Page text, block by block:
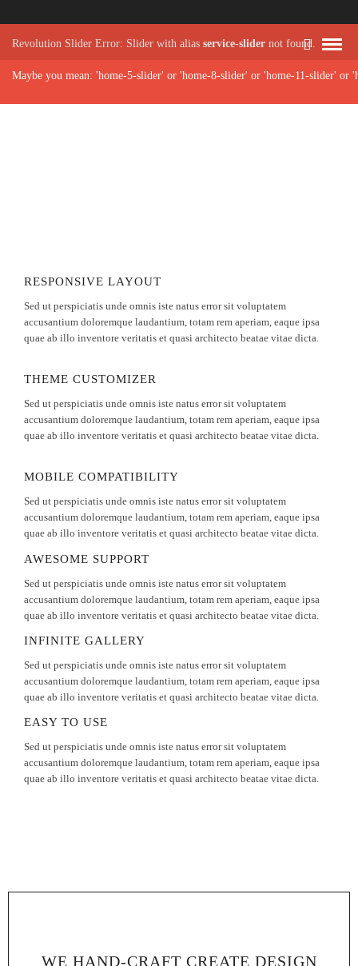
Revolution Slider Error: Slider with alias service-slider not found.
Maybe you mean: 'home-5-slider' or 'home-8-slider' or 'home-11-slider' or
RESPONSIVE LAYOUT
Sed ut perspiciatis unde omnis iste natus error sit voluptatem
accusantium doloremque laudantium, totam rem aperiam, eaque ipsa
quae ab illo inventore veritatis et quasi architecto beatae vitae dicta.
THEME CUSTOMIZER
Sed ut perspiciatis unde omnis iste natus error sit voluptatem
accusantium doloremque laudantium, totam rem aperiam, eaque ipsa
quae ab illo inventore veritatis et quasi architecto beatae vitae dicta.
MOBILE COMPATIBILITY
Sed ut perspiciatis unde omnis iste natus error sit voluptatem
accusantium doloremque laudantium, totam rem aperiam, eaque ipsa
quae ab illo inventore veritatis et quasi architecto beatae vitae dicta.
AWESOME SUPPORT
Sed ut perspiciatis unde omnis iste natus error sit voluptatem
accusantium doloremque laudantium, totam rem aperiam, eaque ipsa
quae ab illo inventore veritatis et quasi architecto beatae vitae dicta.
INFINITE GALLERY
Sed ut perspiciatis unde omnis iste natus error sit voluptatem
accusantium doloremque laudantium, totam rem aperiam, eaque ipsa
quae ab illo inventore veritatis et quasi architecto beatae vitae dicta.
EASY TO USE
Sed ut perspiciatis unde omnis iste natus error sit voluptatem
accusantium doloremque laudantium, totam rem aperiam, eaque ipsa
quae ab illo inventore veritatis et quasi architecto beatae vitae dicta.
WE HAND-CRAFT CREATE DESIGN